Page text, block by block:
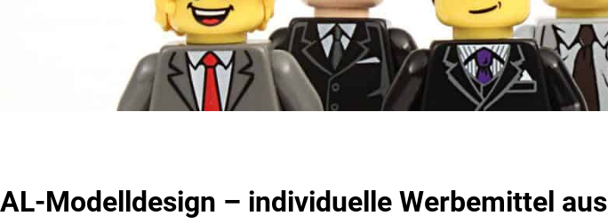
AL-Modelldesign – individuelle Werbemittel aus